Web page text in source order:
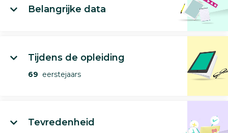
Belangrijke data
Tijdens de opleiding
69 eerstejaars
Tevredenheid